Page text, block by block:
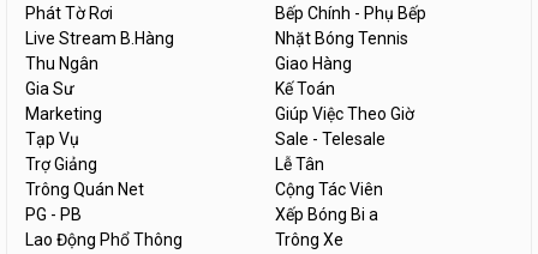
Phát Tờ Rơi
Bếp Chính - Phụ Bếp
Live Stream B.Hàng
Nhặt Bóng Tennis
Thu Ngân
Giao Hàng
Gia Sư
Kế Toán
Marketing
Giúp Việc Theo Giờ
Tạp Vụ
Sale - Telesale
Trợ Giảng
Lễ Tân
Trông Quán Net
Cộng Tác Viên
PG - PB
Xếp Bóng Bi a
Lao Động Phổ Thông
Trông Xe